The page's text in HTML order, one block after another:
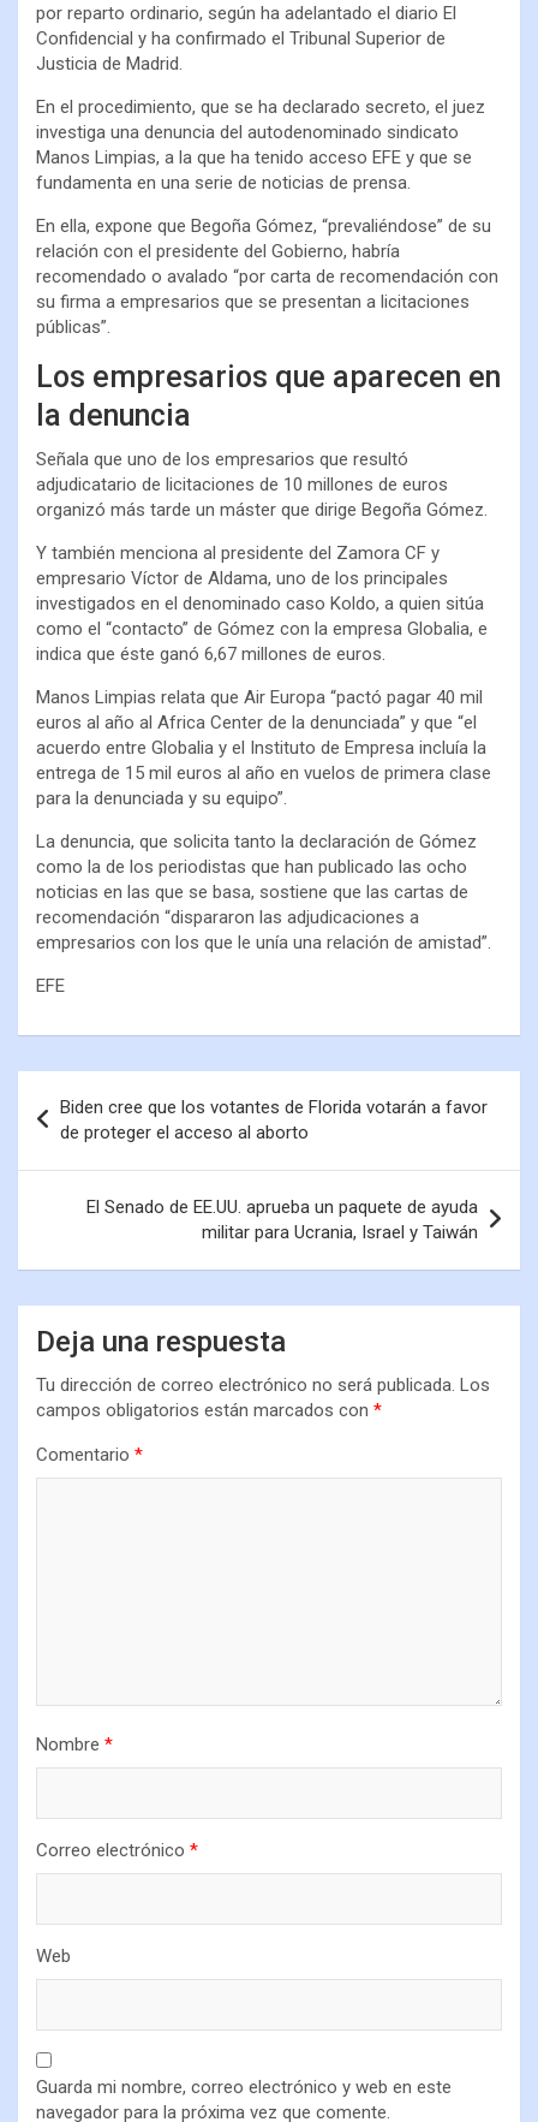
por reparto ordinario, según ha adelantado el diario El
Confidencial y ha confirmado el Tribunal Superior de
Justicia de Madrid.
En el procedimiento, que se ha declarado secreto, el juez
investiga una denuncia del autodenominado sindicato
Manos Limpias, a la que ha tenido acceso EFE y que se
fundamenta en una serie de noticias de prensa.
En ella, expone que Begoña Gómez, “prevaliéndose” de su
relación con el presidente del Gobierno, habría
recomendado o avalado “por carta de recomendación con
su firma a empresarios que se presentan a licitaciones
públicas”.
Los empresarios que aparecen en
la denuncia
Señala que uno de los empresarios que resultó
adjudicatario de licitaciones de 10 millones de euros
organizó más tarde un máster que dirige Begoña Gómez.
Y también menciona al presidente del Zamora CF y
empresario Víctor de Aldama, uno de los principales
investigados en el denominado caso Koldo, a quien sitúa
como el “contacto” de Gómez con la empresa Globalia, e
indica que éste ganó 6,67 millones de euros.
Manos Limpias relata que Air Europa “pactó pagar 40 mil
euros al año al Africa Center de la denunciada” y que “el
acuerdo entre Globalia y el Instituto de Empresa incluía la
entrega de 15 mil euros al año en vuelos de primera clase
para la denunciada y su equipo”.
La denuncia, que solicita tanto la declaración de Gómez
como la de los periodistas que han publicado las ocho
noticias en las que se basa, sostiene que las cartas de
recomendación “dispararon las adjudicaciones a
empresarios con los que le unía una relación de amistad”.
EFE
Biden cree que los votantes de Florida votarán a favor
de proteger el acceso al aborto
El Senado de EE.UU. aprueba un paquete de ayuda
militar para Ucrania, Israel y Taiwán
Deja una respuesta
Tu dirección de correo electrónico no será publicada. Los
campos obligatorios están marcados con *
Comentario *
Nombre *
Correo electrónico *
Web
Guarda mi nombre, correo electrónico y web en este
navegador para la próxima vez que comente.